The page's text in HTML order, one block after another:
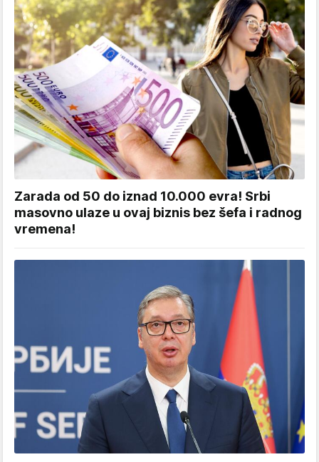
Zarada od 50 do iznad 10.000 evra! Srbi
masovno ulaze u ovaj biznis bez šefa i radnog
vremena!